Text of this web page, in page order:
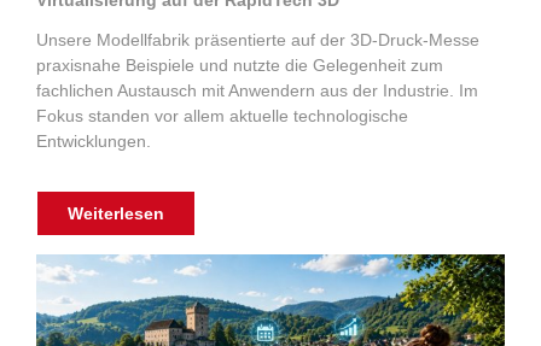
Unsere Modellfabrik präsentierte auf der 3D-Druck-Messe
praxisnahe Beispiele und nutzte die Gelegenheit zum
fachlichen Austausch mit Anwendern aus der Industrie. Im
Fokus standen vor allem aktuelle technologische
Entwicklungen.
Weiterlesen